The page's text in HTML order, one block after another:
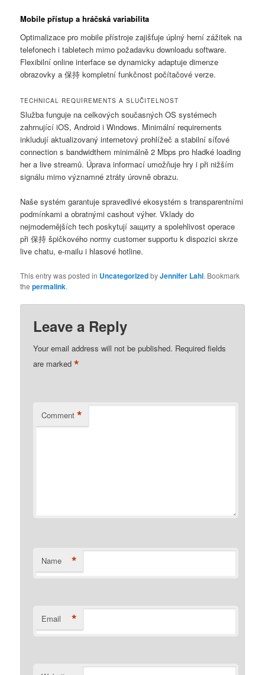
Mobile přístup a hráčská variabilita
Optimalizace pro mobile přístroje zajišťuje úplný herní zážitek na
telefonech i tabletech mimo požadavku downloadu software.
Flexibilní online interface se dynamicky adaptuje dimenze
obrazovky a 保持 kompletní funkčnost počítačové verze.
TECHNICAL REQUIREMENTS A SLUČITELNOST
Služba funguje na celkových současných OS systémech
zahrnující iOS, Android i Windows. Minimální requirements
inkludují aktualizovaný internetový prohlížeč a stabilní síťové
connection s bandwidthem minimálně 2 Mbps pro hladké loading
her a live streamů. Úprava informací umožňuje hry i při nižším
signálu mimo významné ztráty úrovně obrazu.
Naše systém garantuje spravedlivé ekosystém s transparentními
podmínkami a obratnými cashout výher. Vklady do
nejmodernějších tech poskytují защиту a spolehlivost operace
při 保持 špičkového normy customer supportu k dispozici skrze
live chatu, e-mailu i hlasové hotline.
This entry was posted in UncategorizedbyJennifer Lahl. Bookmark
thepermalink.
Leave a Reply
Your email address will not be published. Required fields
are marked*
Comment *
Name *
Email *